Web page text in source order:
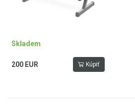
Skladem
200 EUR Kúpiť